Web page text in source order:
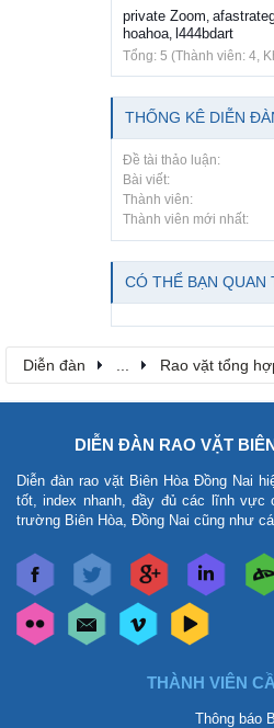
private Zoom
hoahoa l444bdart
Tổng: 5 (Thành viên: 4,
THỐNG KÊ DIỄN
Đề tài thảo luận:
Bài viết:
Thành viên:
Thành viên mới nhất:
CÓ THỂ BẠN QUAN
Diễn đàn Rao vặt tổng
DIỄN ĐÀN RAO VẶT
Diễn đàn rao vặt Biên Hòa Đồng Nai
tốt, index nhanh, đầy đủ các lĩnh vực
trường Biên Hòa, Đồng Nai cũng như
THÀNH VIÊN
Thông báo